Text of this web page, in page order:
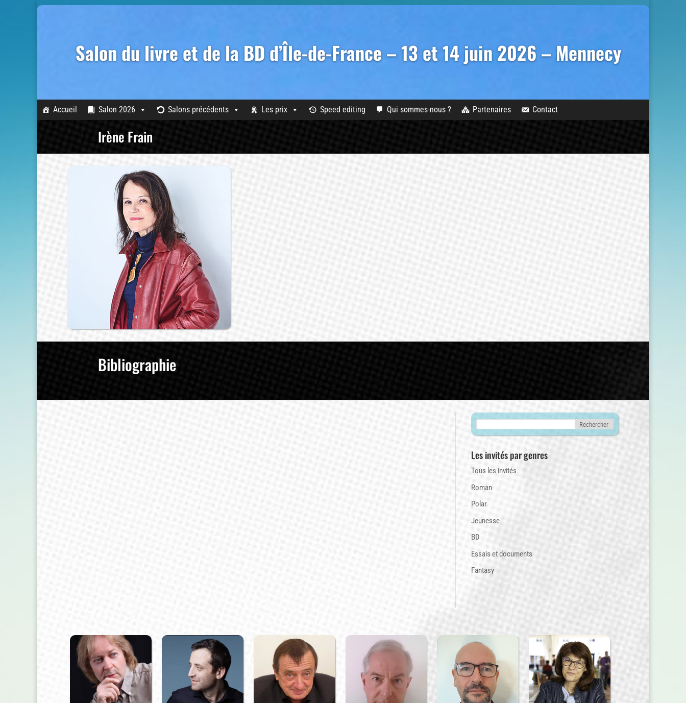
Salon du livre et de la BD d’Île-de-France – 13 et 14 juin 2026 – Mennecy
Accueil Salon 2026 Salons précédents Les prix Speed editing Qui sommes-nous ? Partenaires Contact
Irène Frain
Bibliographie
Les invités par genres
Tous les invités
Roman
Polar
Jeunesse
BD
Essais et documents
Fantasy